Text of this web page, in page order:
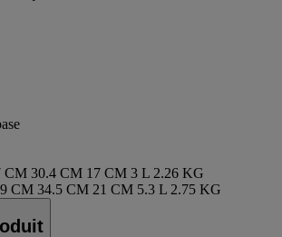
CM 30.4 CM 17 CM 3 L 2.26 KG
CM 34.5 CM 21 CM 5.3 L 2.75 KG